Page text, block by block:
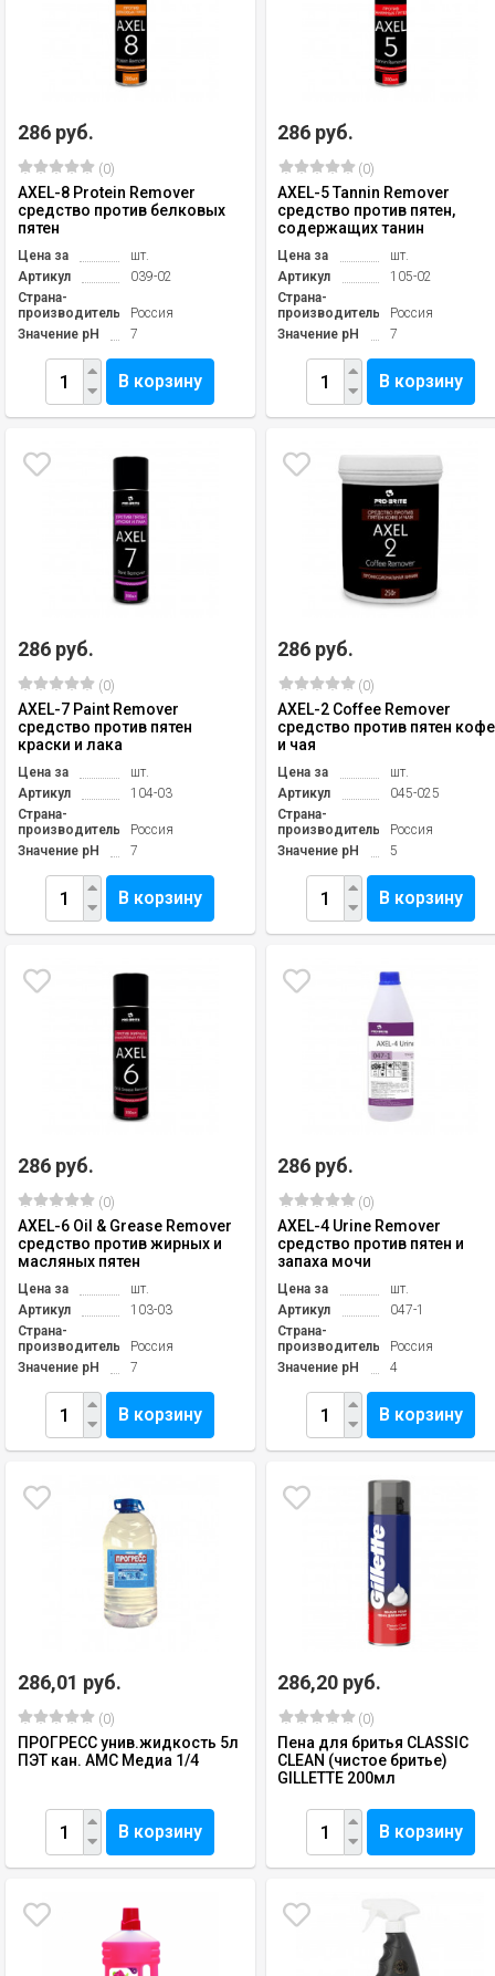
286 руб.
(0)
AXEL-8 Protein Remover
средство против белковых
пятен
Цена за
шт.
Артикул
039-02
Страна-
производитель
Россия
Значение pH
7
В корзину
286 руб.
(0)
AXEL-5 Tannin Remover
средство против пятен,
содержащих танин
Цена за
шт.
Артикул
105-02
Страна-
производитель
Россия
Значение pH
7
В корзину
286 руб.
(0)
AXEL-7 Paint Remover
средство против пятен
краски и лака
Цена за
шт.
Артикул
104-03
Страна-
производитель
Россия
Значение pH
7
В корзину
286 руб.
(0)
AXEL-2 Coffee Remover
средство против пятен кофе
и чая
Цена за
шт.
Артикул
045-025
Страна-
производитель
Россия
Значение pH
5
В корзину
286 руб.
(0)
AXEL-6 Oil & Grease Remover
средство против жирных и
масляных пятен
Цена за
шт.
Артикул
103-03
Страна-
производитель
Россия
Значение pH
7
В корзину
286 руб.
(0)
AXEL-4 Urine Remover
средство против пятен и
запаха мочи
Цена за
шт.
Артикул
047-1
Страна-
производитель
Россия
Значение pH
4
В корзину
286,01 руб.
(0)
ПРОГРЕСС унив.жидкость 5л
ПЭТ кан. АМС Медиа 1/4
В корзину
286,20 руб.
(0)
Пена для бритья CLASSIC
CLEAN (чистое бритье)
GILLETTE 200мл
В корзину